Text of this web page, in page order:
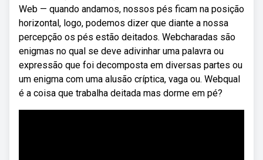
Web — quando andamos, nossos pés ficam na posição
horizontal, logo, podemos dizer que diante a nossa
percepção os pés estão deitados. Webcharadas são
enigmas no qual se deve adivinhar uma palavra ou
expressão que foi decomposta em diversas partes ou
um enigma com uma alusão críptica, vaga ou. Webqual
é a coisa que trabalha deitada mas dorme em pé?